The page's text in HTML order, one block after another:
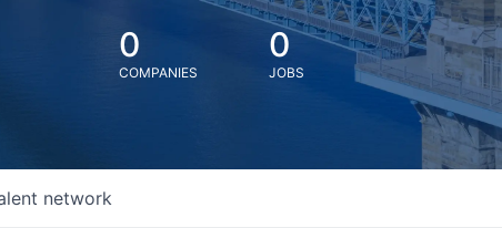
0
COMPANIES
0
JOBS
network